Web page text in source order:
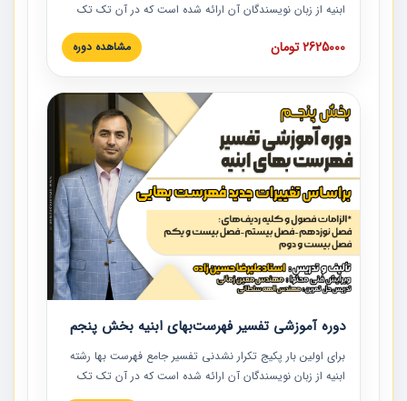
ابنیه از زبان نویسندگان آن ارائه شده است که در آن تک تک
ردیف ها و مطالب فهرست بها تفسیر و ارائه شده است. این
دوره به صورت کامل تصویری بوده و به همراه تصاویر عملیات
دوره با کلام مهندس علیرضاحسین‌زاده مدیر پروژه مهندسی
مشاور در امر بازنگری فهرست بها رشته ابنیه ارائه شده و به تمام
همکارانی که در حوزه صنعت ساخت در حال فعالیت هستند حتما
توصیه می کنیم از مطالب این دوره استفاده نمایند.
2625000 تومان مشاهده دوره
دوره آموزشی تفسیر فهرست‌بهای ابنیه بخش پنجم
برای اولین بار پکیج تکرار نشدنی تفسیر جامع فهرست بها رشته
ابنیه از زبان نویسندگان آن ارائه شده است که در آن تک تک
ردیف ها و مطالب فهرست بها تفسیر و ارائه شده است. این